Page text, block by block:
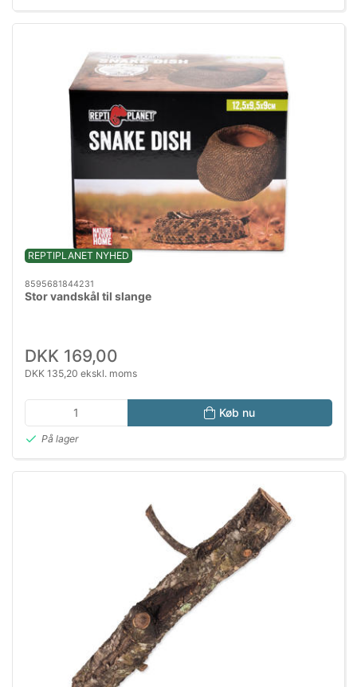
REPTIPLANET NYHED
8595681844231
Stor vandskål til slange
DKK 169,00
DKK 135,20 ekskl. moms
Køb nu
På lager